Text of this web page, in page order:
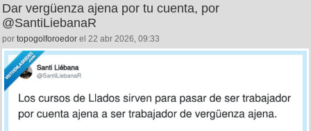
Dar vergüenza ajena por tu cuenta, por
@SantiLiebanaR
por topogolforoedor el 22 abr 2026, 09:33